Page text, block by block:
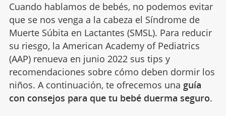
Cuando hablamos de bebés, no podemos evitar
que se nos venga a la cabeza el Síndrome de
Muerte Súbita en Lactantes (SMSL). Para reducir
su riesgo, la American Academy of Pediatrics
(AAP) renueva en junio 2022 sus tips y
recomendaciones sobre cómo deben dormir los
niños. A continuación, te ofrecemos una guía
con consejos para que tu bebé duerma seguro.